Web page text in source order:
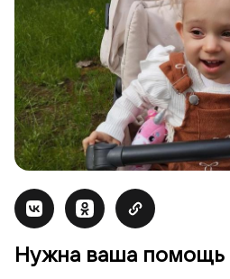
Нужна ваша помощь